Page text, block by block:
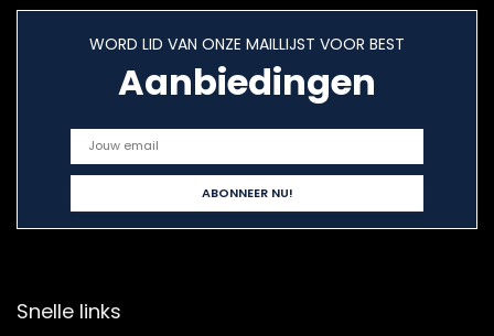
WORD LID VAN ONZE MAILLIJST VOOR BEST
Aanbiedingen
Snelle links